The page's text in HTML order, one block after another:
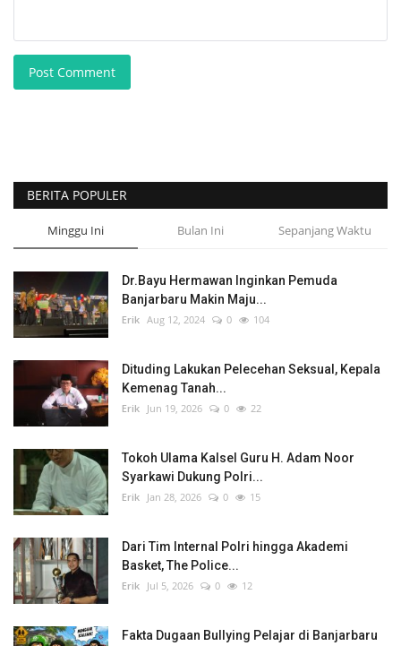
Post Comment
BERITA POPULER
Minggu Ini Bulan Ini Sepanjang Waktu
Dr.Bayu Hermawan Inginkan Pemuda
Banjarbaru Makin Maju...
Erik Aug 12, 2024 0 104
Dituding Lakukan Pelecehan Seksual, Kepala
Kemenag Tanah...
Erik Jun 19, 2026 0 22
Tokoh Ulama Kalsel Guru H. Adam Noor
Syarkawi Dukung Polri...
Erik Jan 28, 2026 0 15
Dari Tim Internal Polri hingga Akademi
Basket, The Police...
Erik Jul 5, 2026 0 12
Fakta Dugaan Bullying Pelajar di Banjarbaru